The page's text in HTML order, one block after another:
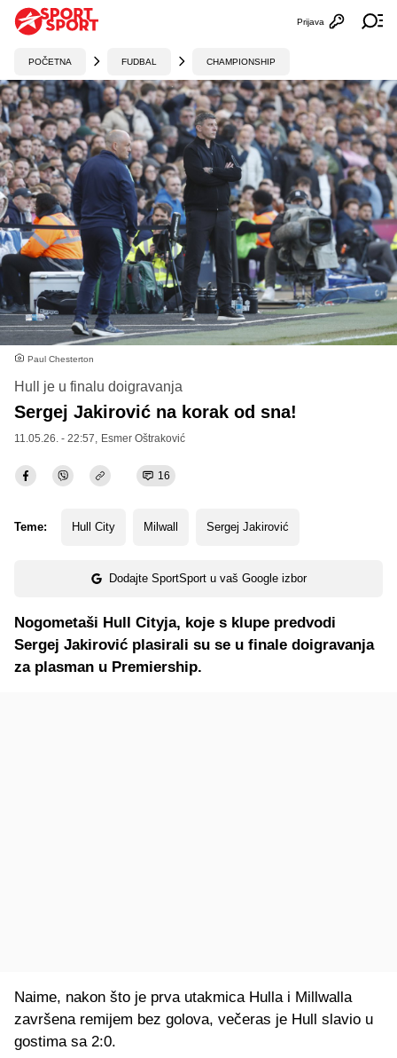
Otvori
Prijava
POČETNA FUDBAL CHAMPIONSHIP
Paul Chesterton
Hull je u finalu doigravanja
Sergej Jakirović na korak od sna!
11.05.26. - 22:57, Esmer Oštraković
16
Teme: Hull City Milwall Sergej Jakirović
Dodajte SportSport u vaš Google izbor
Nogometaši Hull Cityja, koje s klupe predvodi
Sergej Jakirović plasirali su se u finale doigravanja
za plasman u Premiership.
Naime, nakon što je prva utakmica Hulla i Millwalla
završena remijem bez golova, večeras je Hull slavio u
gostima sa 2:0.